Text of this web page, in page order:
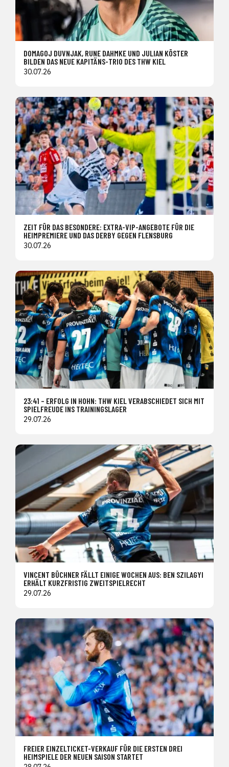
DOMAGOJ DUVNJAK, RUNE DAHMKE UND JULIAN KÖSTER
BILDEN DAS NEUE KAPITÄNS-TRIO DES THW KIEL
30.07.26
ZEIT FÜR DAS BESONDERE: EXTRA-VIP-ANGEBOTE FÜR DIE
HEIMPREMIERE UND DAS DERBY GEGEN FLENSBURG
30.07.26
23:41 – ERFOLG IN HOHN: THW KIEL VERABSCHIEDET SICH MIT
SPIELFREUDE INS TRAININGSLAGER
29.07.26
VINCENT BÜCHNER FÄLLT EINIGE WOCHEN AUS: BEN SZILAGYI
ERHÄLT KURZFRISTIG ZWEITSPIELRECHT
29.07.26
FREIER EINZELTICKET-VERKAUF FÜR DIE ERSTEN DREI
HEIMSPIELE DER NEUEN SAISON STARTET